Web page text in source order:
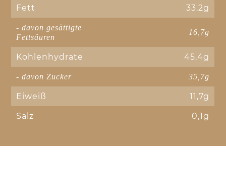
Fett 33,2g
- davon gesättigte
Fettsäuren
16,7g
Kohlenhydrate 45,4g
- davon Zucker 35,7g
Eiweiß 11,7g
Salz 0,1g